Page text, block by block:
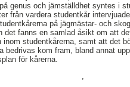
genus och jämställdhet syntes i
från vardera studentkår
på jägmästar- och
fanns en samlad åsikt om att
studentkårerna, samt att det
bedrivas kom fram, bland annat
för kårerna.